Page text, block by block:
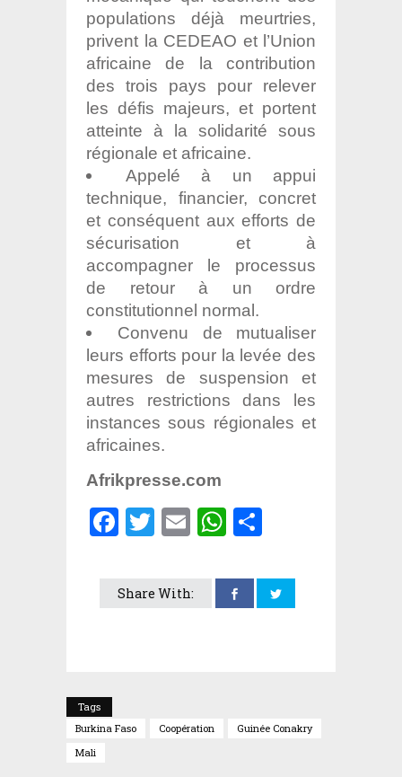
populations déjà meurtries,
privent la CEDEAO et l’Union
africaine de la contribution
des trois pays pour relever
les défis majeurs, et portent
atteinte à la solidarité sous
régionale et africaine.
Appelé à un appui
technique, financier, concret
et conséquent aux efforts de
sécurisation et à
accompagner le processus
de retour à un ordre
constitutionnel normal.
Convenu de mutualiser
leurs efforts pour la levée des
mesures de suspension et
autres restrictions dans les
instances sous régionales et
africaines.
Afrikpresse.com
Facebook
Twitter
EmailWhatsApp
Share With:
Tags
Burkina Faso
Coopération
Guinée Conakry
Mali